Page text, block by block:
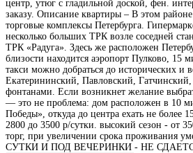
центр, утюг с гладильной доской, фен.
заказу. Описание квартиры – В этом
торговые комплексы Петербурга.
несколько больших ТРК возле соседней
ТРК «Радуга». Здесь же расположен
близости находится аэропорт Пулково, 15
такси можно добраться до исторических и
Екатерининский, Павловский,
фонтанами. Если возникнет желание
— это не проблема: дом расположен в 10
Победы», откуда до центра ехать не более
2800 до 3500 р/сутки. высокий сезон - от
торг, при увеличении срока
СУТКИ И ПОД ВЕЧЕРИНКИ - НЕ